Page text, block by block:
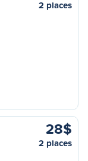
2 places
28$
2 places